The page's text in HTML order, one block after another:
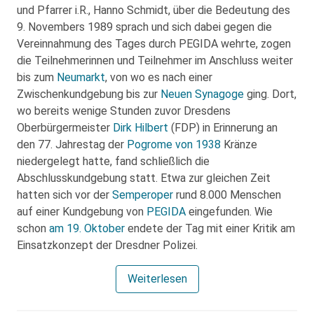
und Pfarrer i.R., Hanno Schmidt, über die Bedeutung des
9. Novembers 1989 sprach und sich dabei gegen die
Vereinnahmung des Tages durch PEGIDA wehrte, zogen
die Teilnehmerinnen und Teilnehmer im Anschluss weiter
bis zum Neumarkt, von wo es nach einer
Zwischenkundgebung bis zur Neuen Synagoge ging. Dort,
wo bereits wenige Stunden zuvor Dresdens
Oberbürgermeister Dirk Hilbert (FDP) in Erinnerung an
den 77. Jahrestag der Pogrome von 1938 Kränze
niedergelegt hatte, fand schließlich die
Abschlusskundgebung statt. Etwa zur gleichen Zeit
hatten sich vor der Semperoper rund 8.000 Menschen
auf einer Kundgebung von PEGIDA eingefunden. Wie
schon am 19. Oktober endete der Tag mit einer Kritik am
Einsatzkonzept der Dresdner Polizei.
Weiterlesen